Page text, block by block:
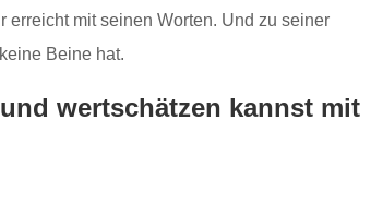
erreicht mit seinen Worten. Und zu seiner
Beine hat.
wertschätzen kannst mit